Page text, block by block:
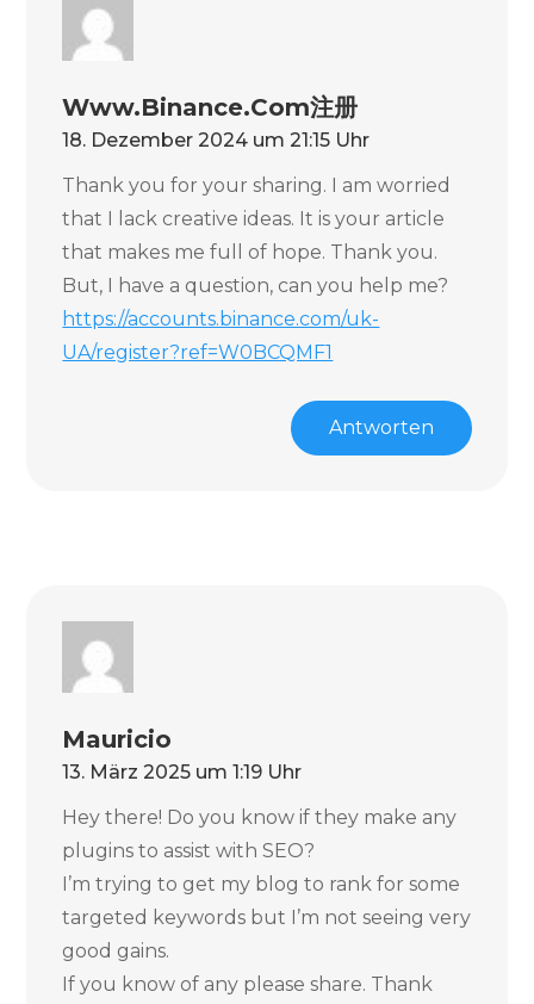
Www.binance.com注册
18. Dezember 2024 um 21:15 Uhr
Thank you for your sharing. I am worried
that I lack creative ideas. It is your article
that makes me full of hope. Thank you.
But, I have a question, can you help me?
https://accounts.binance.com/uk-
UA/register?ref=W0BCQMF1
Antworten
Mauricio
13. März 2025 um 1:19 Uhr
Hey there! Do you know if they make any
plugins to assist with SEO?
I’m trying to get my blog to rank for some
targeted keywords but I’m not seeing very
good gains.
If you know of any please share. Thank